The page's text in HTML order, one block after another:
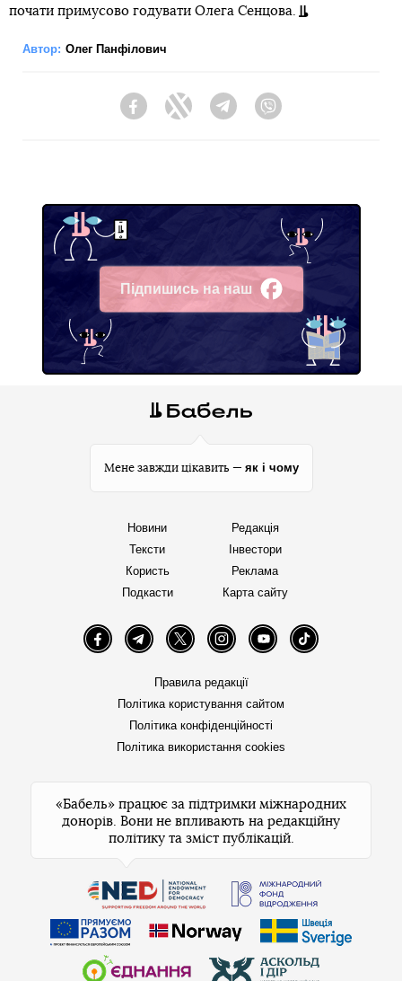
почати примусово годувати Олега Сенцова.
Автор: Олег Панфілович
FacebookTwitter Telegram
Підпишись на наш
Facebook
Мене завжди цікавить — як і чому
Новини
Тексти
Користь
Подкасти
Редакція
Інвестори
Реклама
Карта сайту
FacebookTelegramTwitter InstagramYouTube TikTok
Правила редакції
Політика користування сайтом
Політика конфіденційності
Політика використання cookies
«Бабель» працює за підтримки міжнародних
донорів. Вони не впливають на редакційну
політику та зміст публікацій.